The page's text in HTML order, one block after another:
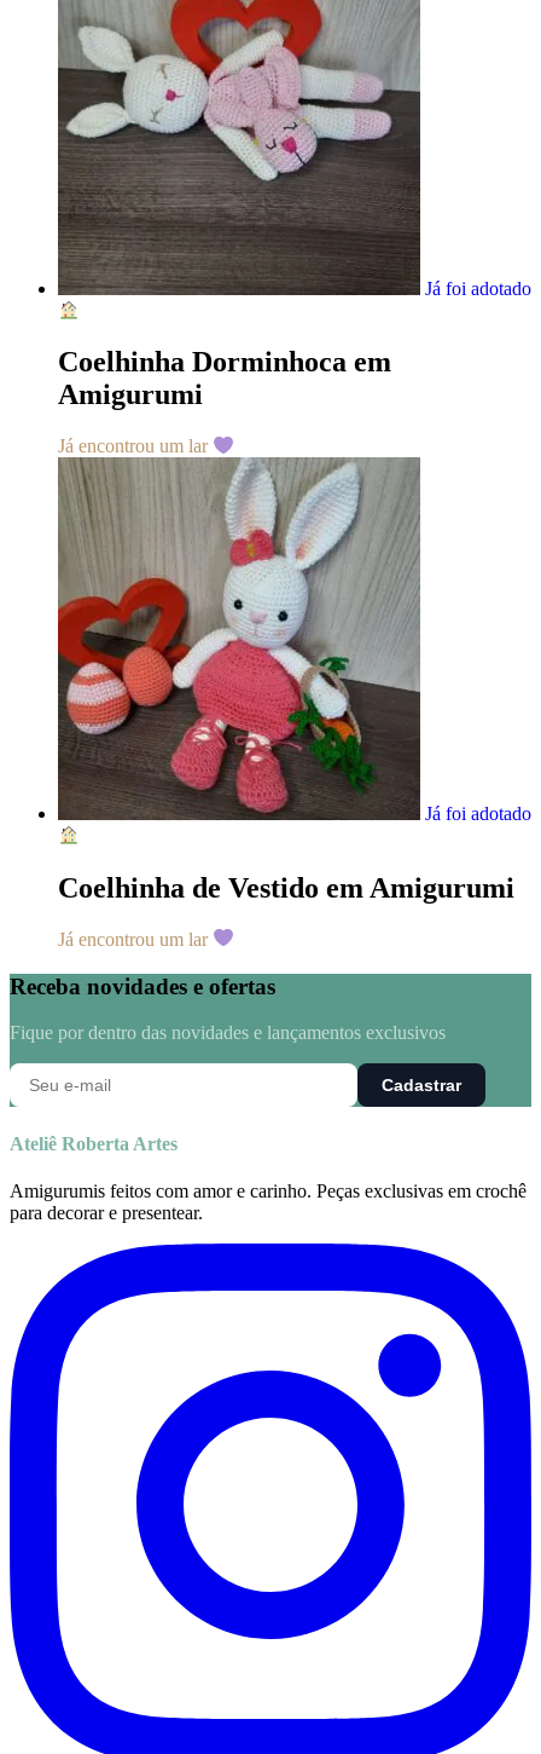
Já foi adotado
Coelhinha Dorminhoca em
Amigurumi
Já encontrou um lar
Já foi adotado
Coelhinha de Vestido em Amigurumi
Já encontrou um lar
Receba novidades e ofertas
Fique por dentro das novidades e lançamentos exclusivos
Cadastrar
Ateliê Roberta Artes
Amigurumis feitos com amor e carinho. Peças exclusivas em crochê
para decorar e presentear.